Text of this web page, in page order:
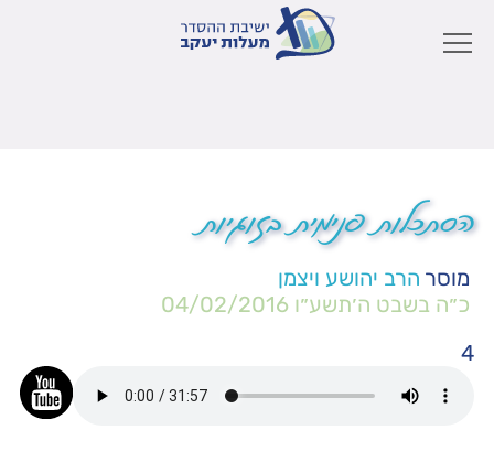
הסתכלות פנימית בזוגיות
מוסר הרב יהושע ויצמן
כ״ה בשבט ה׳תשע״ו 04/02/2016
4